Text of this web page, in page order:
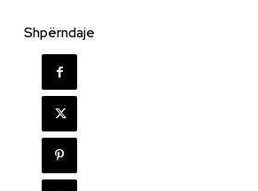
Shpërndaje